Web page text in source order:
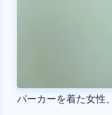
パーカーを着た女性